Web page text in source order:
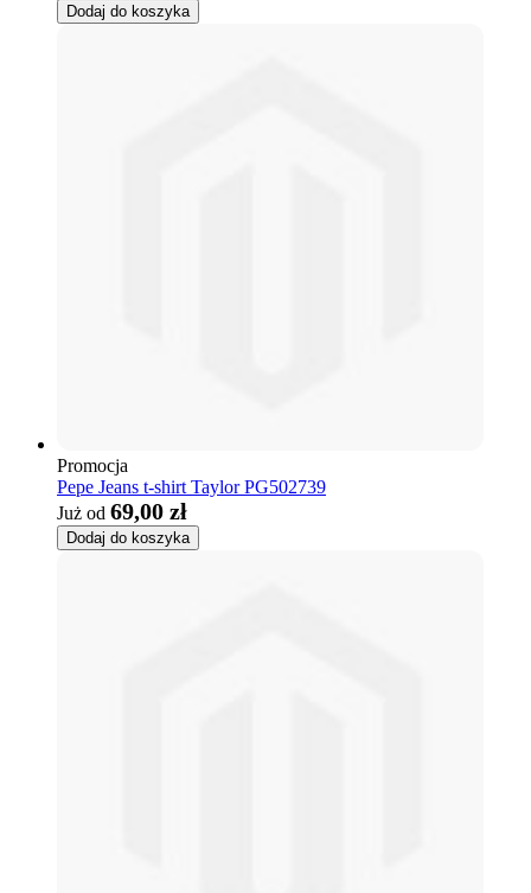
Dodaj do koszyka
Promocja
Pepe Jeans t-shirt Taylor PG502739
Już od 69,00 zł
Dodaj do koszyka